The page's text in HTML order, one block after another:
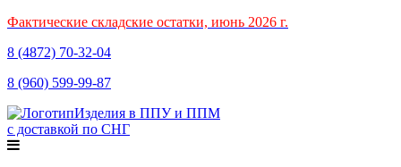
Фактические складские остатки, июнь 2026 г.
8 (4872) 70-32-04
8 (960) 599-99-87
Изделия в ППУ и ППМ
с доставкой по СНГ